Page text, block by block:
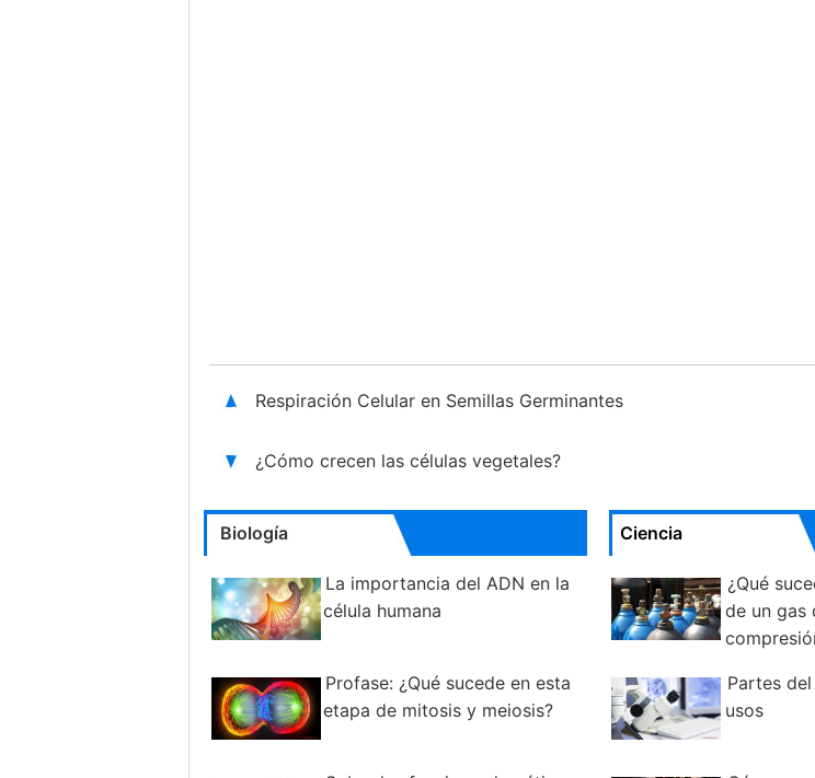
Respiración Celular en Semillas Germinantes
¿Cómo crecen las células vegetales?
Biología
La importancia del ADN en la
célula humana
Profase: ¿Qué sucede en esta
etapa de mitosis y meiosis?
Ciencia
¿Qué
de un gas
Partes
usos